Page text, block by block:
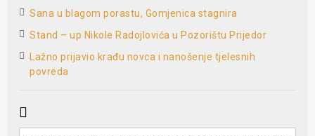
Sana u blagom porastu, Gomjenica stagnira
Stand – up Nikole Radojlovića u Pozorištu Prijedor
Lažno prijavio krađu novca i nanošenje tjelesnih
povreda